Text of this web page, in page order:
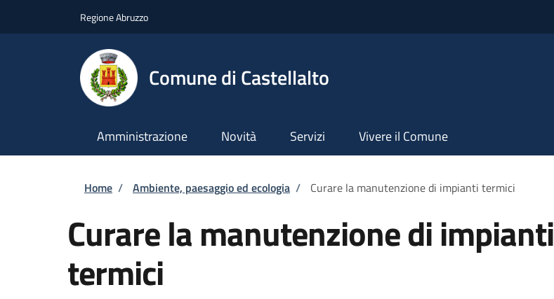
Regione Abruzzo
Comune di Castellalto
Amministrazione Novità Servizi Vivere il Comune
Briciole di pane
Home / Ambiente, paesaggio ed ecologia / Curare la manutenzione di impianti termici
Curare la manutenzione di impianti
termici